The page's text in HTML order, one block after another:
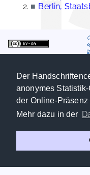
Der
anonymes
der Online-
Mehr dazu in der
■ Berlin,